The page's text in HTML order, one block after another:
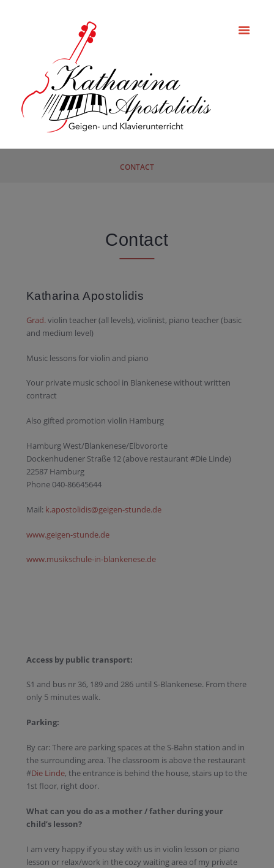
CONTACT
Contact
Katharina Apostolidis
Grad.violin teacher (all levels), violinist, piano teacher (basic
and medium level)
Music lessons for violin and piano
Your private music school in Blankenese without written
contract
Also gifted promotion violin Hamburg
Hamburg West/Blankenese/Elbvororte
Dockenhudener Straße 12 (above restaurant #Die Linde)
22587 Hamburg
Phone 040-86645644
Mail: k.apostolidis@geigen-stunde.de
www.geigen-stunde.de
www.musikschule-in-blankenese.de
Access by public transport:
S1 and bus nr 36, 189 and 286 until S-Blankenese. From there
only 5 minutes walk.
Parking:
By car: There are parking spaces at the S-Bahn station and in
the surrounding area. The classroom is above the restaurant
#Die Linde, the entrance is behind the house, stairs up to the
1st floor, right door.
What can you do as a mother / father during your
child’s lesson?
I am very happy if you stay with us in violin lesson or piano
lesson or relax/work in the cozy waiting area of ​​my private